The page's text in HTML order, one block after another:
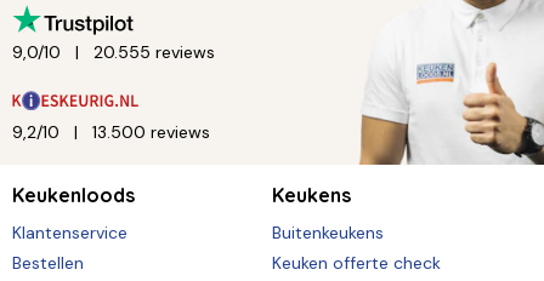
9,0/10 20.555 reviews
9,2/10 13.500 reviews
Keukenloods
Klantenservice
Bestellen
Keukens
Buitenkeukens
Keuken offerte check